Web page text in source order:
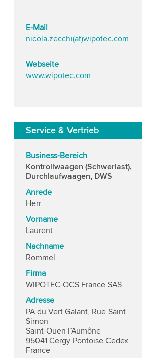
E-Mail
nicola.zecchi(at)wipotec.com
Webseite
www.wipotec.com
Service & Vertrieb
Business-Bereich
Kontrollwaagen (Schwerlast),
Durchlaufwaagen, DWS
Anrede
Herr
Vorname
Laurent
Nachname
Rommel
Firma
WIPOTEC-OCS France SAS
Adresse
PA du Vert Galant, Rue Saint
Simon
Saint-Ouen l’Aumône
95041 Cergy Pontoise Cedex
France